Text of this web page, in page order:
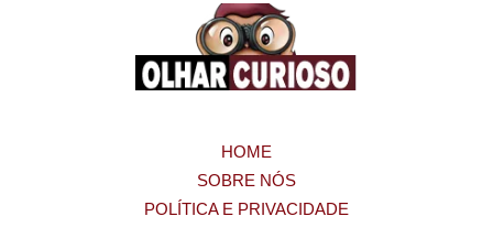
HOME
SOBRE NÓS
POLÍTICA E PRIVACIDADE